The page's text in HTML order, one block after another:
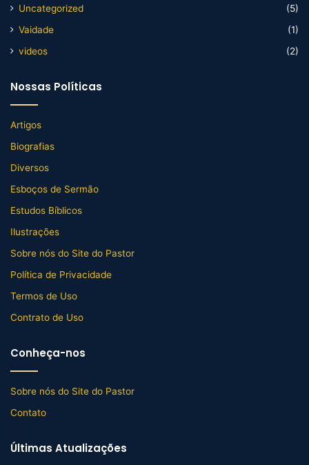
Uncategorized
(5)
Vaidade
(1)
videos
(2)
Nossas Políticas
Artigos
Biografias
Diversos
Esboços de Sermão
Estudos Bíblicos
Ilustrações
Sobre nós do Site do Pastor
Política de Privacidade
Termos de Uso
Contrato de Uso
Conheça-nos
Sobre nós do Site do Pastor
Contato
Últimas Atualizações